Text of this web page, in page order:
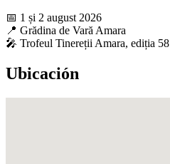
📅 1 și 2 august 2026
📍 Grădina de Vară Amara
🎤 Trofeul Tinereții Amara, ediția 58
Ubicación